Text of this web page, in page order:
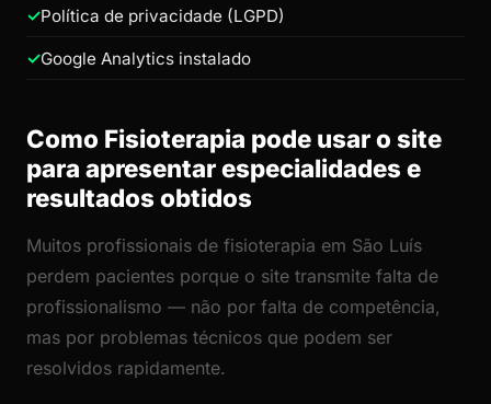
Política de privacidade (LGPD)
Google Analytics instalado
Como Fisioterapia pode usar o site
para apresentar especialidades e
resultados obtidos
Muitos profissionais de fisioterapia em São Luís
perdem pacientes porque o site transmite falta de
profissionalismo — não por falta de competência,
mas por problemas técnicos que podem ser
resolvidos rapidamente.